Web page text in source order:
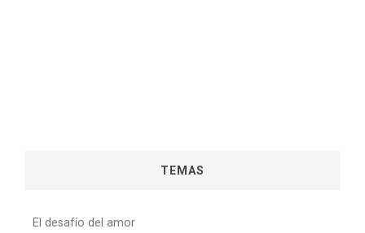
TEMAS
El desafío del amor